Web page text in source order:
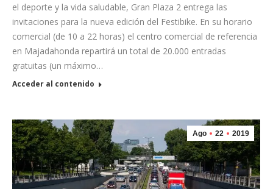
el deporte y la vida saludable, Gran Plaza 2 entrega las
invitaciones para la nueva edición del Festibike. En su horario
comercial (de 10 a 22 horas) el centro comercial de referencia
en Majadahonda repartirá un total de 20.000 entradas
gratuitas (un máximo…
Acceder al contenido
Ago 22 2019